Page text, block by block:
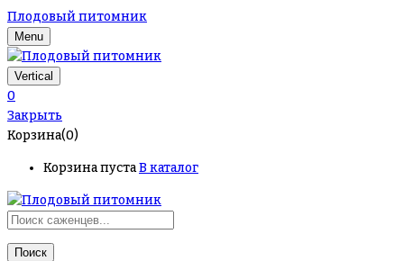
Плодовый питомник
Menu
Vertical
0
Закрыть
Корзина(0)
Корзина пустаВ каталог
Поиск